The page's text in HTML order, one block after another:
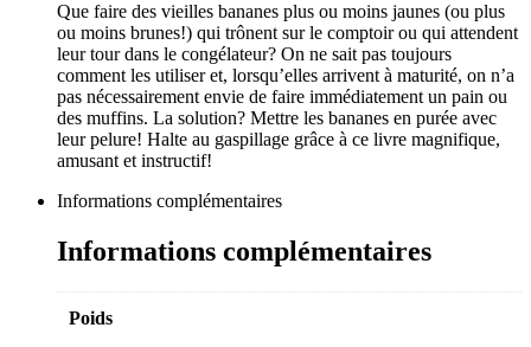
Que faire des vieilles bananes plus ou moins jaunes (ou plus
ou moins brunes!) qui trônent sur le comptoir ou qui attendent
leur tour dans le congélateur? On ne sait pas toujours
comment les utiliser et, lorsqu’elles arrivent à maturité, on n’a
pas nécessairement envie de faire immédiatement un pain ou
des muffins. La solution? Mettre les bananes en purée avec
leur pelure! Halte au gaspillage grâce à ce livre magnifique,
amusant et instructif!
Informations complémentaires
Informations complémentaires
Poids